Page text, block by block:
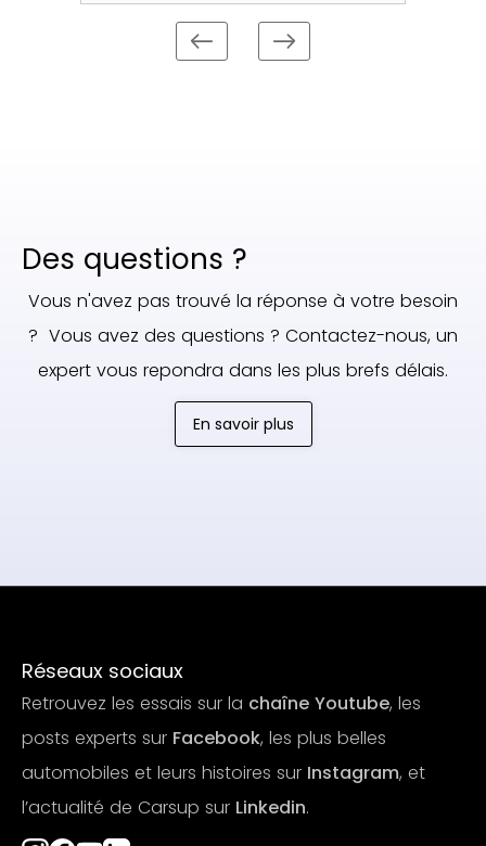
Des questions ?
Vous n'avez pas trouvé la réponse à votre besoin
? Vous avez des questions ? Contactez-nous, un
expert vous repondra dans les plus brefs délais.
En savoir plus
Réseaux sociaux
Retrouvez les essais sur la chaîne Youtube, les
posts experts sur Facebook, les plus belles
automobiles et leurs histoires sur Instagram, et
l’actualité de Carsup sur Linkedin.